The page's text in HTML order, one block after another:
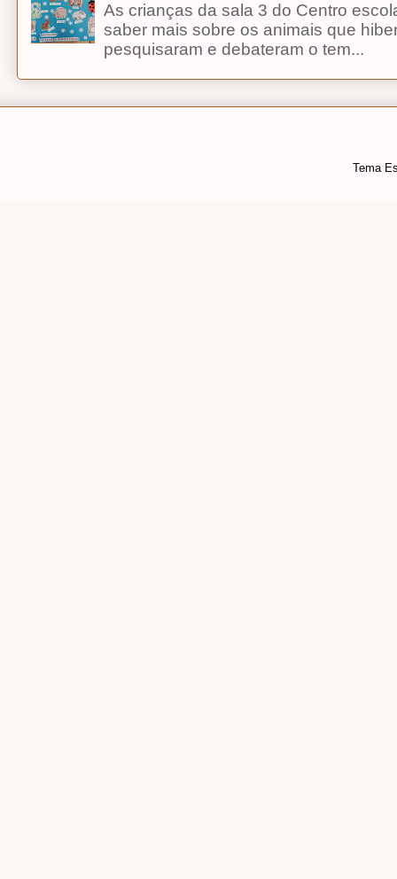
As crianças da sala 3 do Centro
saber mais sobre os animais que
pesquisaram e debateram o tem...
Tema